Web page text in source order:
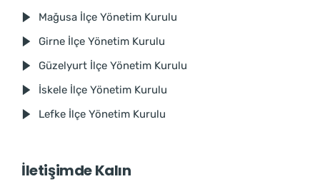
Mağusa İlçe Yönetim Kurulu
Girne İlçe Yönetim Kurulu
Güzelyurt İlçe Yönetim Kurulu
İskele İlçe Yönetim Kurulu
Lefke İlçe Yönetim Kurulu
İletişimde Kalın